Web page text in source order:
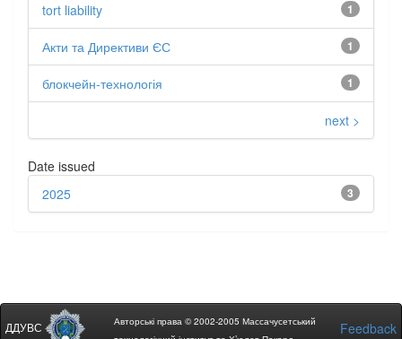
1
tort liability
1
Акти та Директиви ЄС
1
блокчейн-технологія
next >
Date issued
3
2025
ДДУВС
Авторські права © 2002-2005 Массачусетський
Feedback